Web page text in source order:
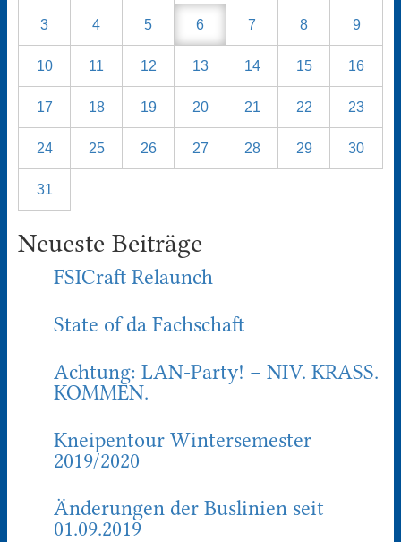
3 4 5 6 7 8 9
10 11 12 13 14 15 16
17 18 19 20 21 22 23
24 25 26 27 28 29 30
31
Neueste Beiträge
FSICraft Relaunch
State of da Fachschaft
Achtung: LAN-Party! – NIV. KRASS.
KOMMEN.
Kneipentour Wintersemester
2019/2020
Änderungen der Buslinien seit
01.09.2019